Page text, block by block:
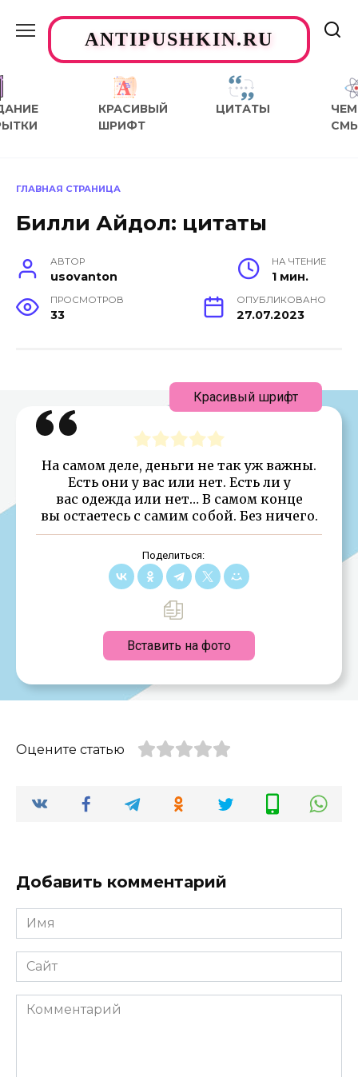
содержаниюANTIPUSHKIN.RU
КРАСИВЫЙ
ШРИФТ
ЦИТАТЫ
ЧЕМ
ГЛАВНАЯ СТРАНИЦА
Билли Айдол: цитаты
АВТОР
usovanton
НА ЧТЕНИЕ
1 мин.
ПРОСМОТРОВ
33
ОПУБЛИКОВАНО
27.07.2023
На самом деле, деньги не так уж важны.
Есть они у вас или нет. Есть ли у
вас одежда или нет… В самом конце
вы остаетесь с самим собой. Без ничего.
Поделиться:
Вставить на фото
Красивый шрифт
Оцените статью
Добавить комментарий
Имя
*
Сайт
Комментарий